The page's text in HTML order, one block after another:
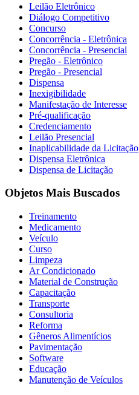
Leilão Eletrônico
Diálogo Competitivo
Concurso
Concorrência - Eletrônica
Concorrência - Presencial
Pregão - Eletrônico
Pregão - Presencial
Dispensa
Inexigibilidade
Manifestação de Interesse
Pré-qualificação
Credenciamento
Leilão Presencial
Inaplicabilidade da Licitação
Dispensa Eletrônica
Dispensa de Licitação
Objetos Mais Buscados
Treinamento
Medicamento
Veículo
Curso
Limpeza
Ar Condicionado
Material de Construção
Capacitação
Transporte
Consultoria
Reforma
Gêneros Alimentícios
Pavimentação
Software
Educação
Manutenção de Veículos